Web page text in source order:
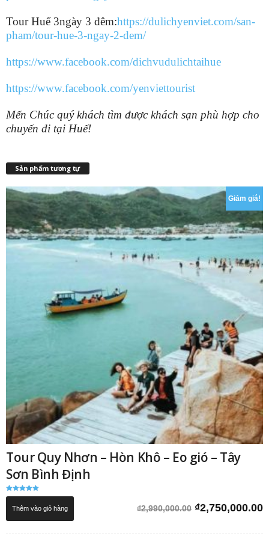
Tour Huế 3ngày 3 đêm:https://dulichyenviet.com/san-
pham/tour-hue-3-ngay-2-dem/
https://www.facebook.com/dichvudulichtaihue
https://www.facebook.com/yenviettourist
Mến Chúc quý khách tìm được khách sạn phù hợp cho
chuyến đi tại Huế!
Sản phẩm tương tự
Giảm giá!
Tour Quy Nhơn – Hòn Khô – Eo gió – Tây
Sơn Bình Định
Được xếp
₫2,990,000.00 Giá
₫2,750,000.00
Thêm vào giỏ hàng